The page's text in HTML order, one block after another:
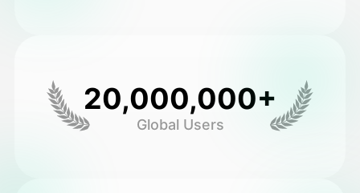
గ్యాలరీ 20,000,000+
Global Users